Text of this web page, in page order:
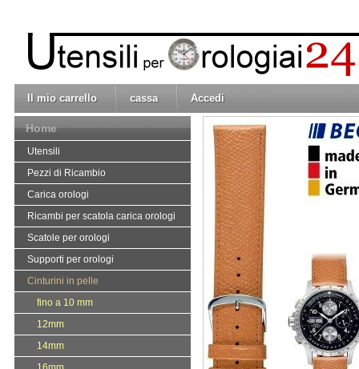
Il mio carrello cassa Accedi
Home
Utensili
Pezzi di Ricambio
Carica orologi
Ricambi per scatola carica orologi
Scatole per orologi
Supporti per orologi
Cinturini in pelle
fino a 10 mm
12mm
14mm